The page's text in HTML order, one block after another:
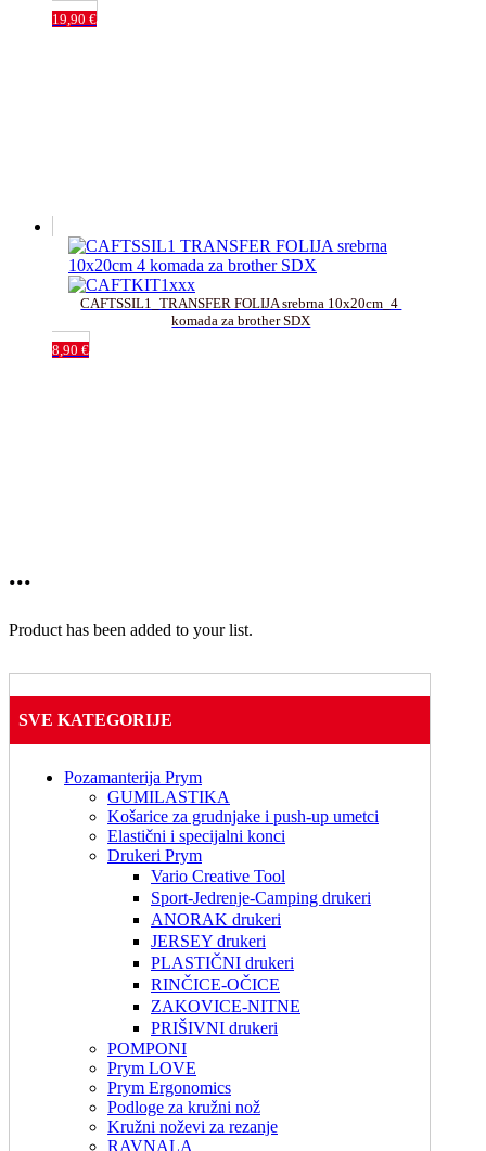
19,90 €
CAFTSSIL1_TRANSFER FOLIJA srebrna 10x20cm_4
komada za brother SDX
8,90 €
...
Product has been added to your list.
SVE KATEGORIJE
Pozamanterija Prym
GUMILASTIKA
Košarice za grudnjake i push-up umetci
Elastični i specijalni konci
Drukeri Prym
Vario Creative Tool
Sport-Jedrenje-Camping drukeri
ANORAK drukeri
JERSEY drukeri
PLASTIČNI drukeri
RINČICE-OČICE
ZAKOVICE-NITNE
PRIŠIVNI drukeri
POMPONI
Prym LOVE
Prym Ergonomics
Podloge za kružni nož
Kružni noževi za rezanje
RAVNALA